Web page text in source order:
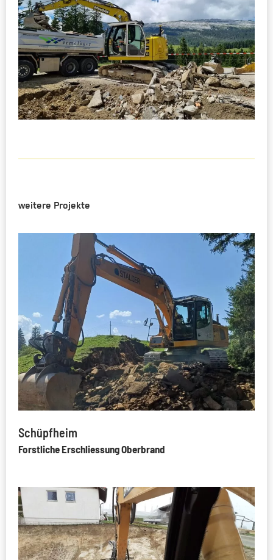
weitere Projekte
Schüpfheim
Forstliche Erschliessung Oberbrand